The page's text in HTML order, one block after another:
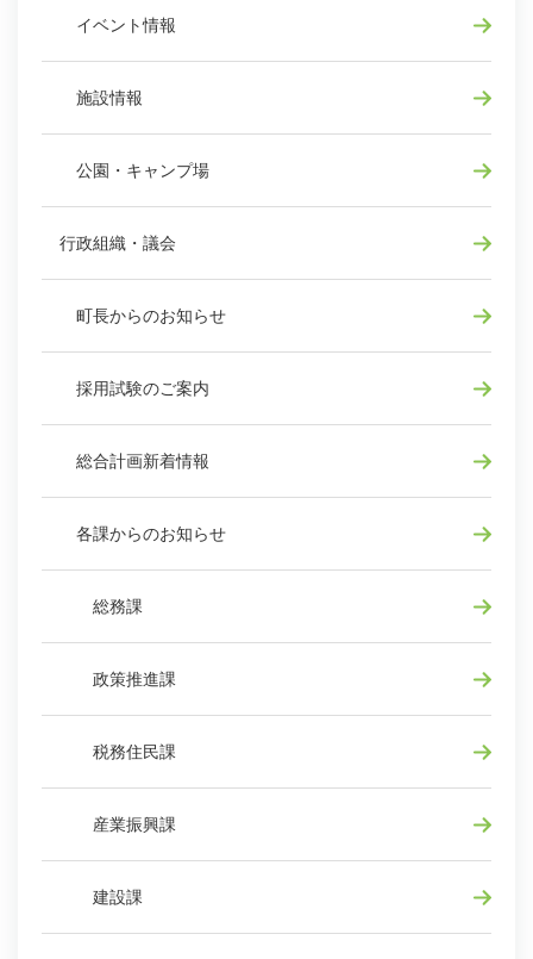
イベント情報
施設情報
公園・キャンプ場
行政組織・議会
町長からのお知らせ
採用試験のご案内
総合計画新着情報
各課からのお知らせ
総務課
政策推進課
税務住民課
産業振興課
建設課